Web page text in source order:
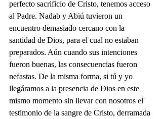
perfecto sacrificio de Cristo, tenemos acceso
al Padre. Nadab y Abiú tuvieron un
encuentro demasiado cercano con la
santidad de Dios, para el cual no estaban
preparados. Aún cuando sus intenciones
fueron buenas, las consecuencias fueron
nefastas. De la misma forma, si tú y yo
llegáramos a la presencia de Dios en este
mismo momento sin llevar con nosotros el
testimonio de la sangre de Cristo, derramada